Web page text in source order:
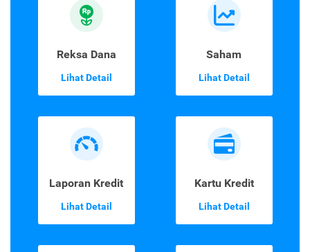
Reksa Dana
Lihat Detail
Saham
Lihat Detail
Laporan Kredit
Lihat Detail
Kartu Kredit
Lihat Detail